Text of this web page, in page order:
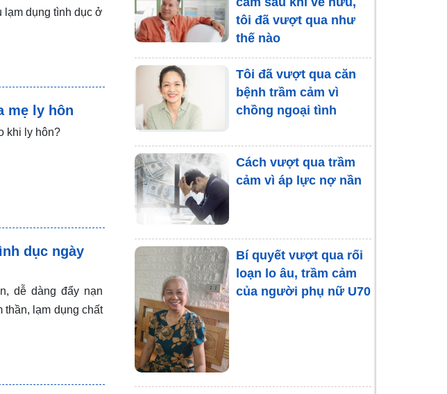
dụng tình dục ở
mẹ ly hôn
khi ly hôn?
dục ngày
dễ dàng đẩy nạn
thần, lạm dụng chất
Áp lực, khủng hoảng
tâm lý vì bị “giục lấy
chồng”
Rối loạn lo âu ở bệnh
nhân ung thư do
nguyên nhân nào gây
tôi đã vượt qua như
thế nào
Tôi đã vượt qua căn
bệnh trầm cảm vì
chồng ngoại tình
Cách vượt qua trầm
cảm vì áp lực nợ nần
Bí quyết vượt qua rối
loạn lo âu, trầm cảm
của người phụ nữ U70